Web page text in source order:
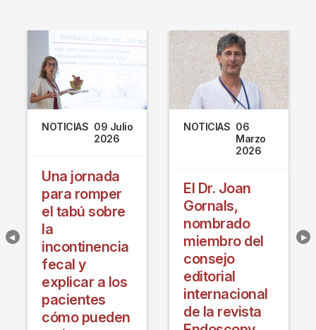
NOTICIAS 09 Julio
2026
Una jornada
para romper
el tabú sobre
la
incontinencia
fecal y
explicar a los
pacientes
cómo pueden
NOTICIAS 06
Marzo
2026
El Dr. Joan
Gornals,
nombrado
miembro del
consejo
editorial
internacional
de la revista